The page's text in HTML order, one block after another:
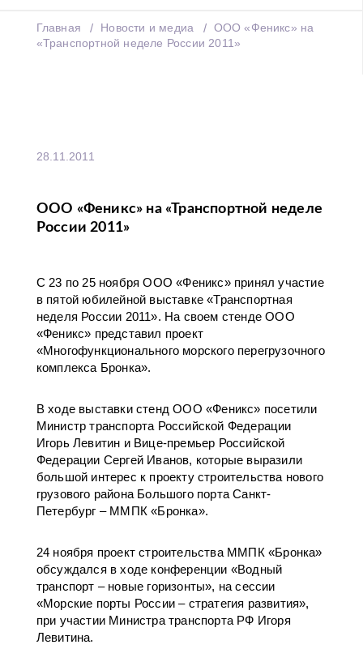
Главная Новости и медиа
ООО «Феникс» на
«Транспортной неделе России 2011»
28.11.2011
ООО «Феникс» на «Транспортной неделе
России 2011»
С 23 по 25 ноября ООО «Феникс» принял участие
в пятой юбилейной выставке «Транспортная
неделя России 2011». На своем стенде ООО
«Феникс» представил проект
«Многофункционального морского перегрузочного
комплекса Бронка».
В ходе выставки стенд ООО «Феникс» посетили
Министр транспорта Российской Федерации
Игорь Левитин и Вице-премьер Российской
Федерации Сергей Иванов, которые выразили
большой интерес к проекту строительства нового
грузового района Большого порта Санкт-
Петербург – ММПК «Бронка».
24 ноября проект строительства ММПК «Бронка»
обсуждался в ходе конференции «Водный
транспорт – новые горизонты», на сессии
«Морские порты России – стратегия развития»,
при участии Министра транспорта РФ Игоря
Левитина.